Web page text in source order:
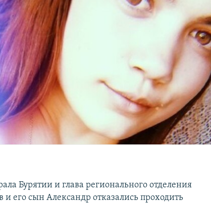
Бурятии и глава регионального отделения
его сын Александр отказались проходить